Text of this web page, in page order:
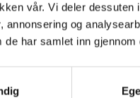
vår. Vi deler
annonsering og
de har samlet inn
via
ved å klikke på
. Når du klikker på